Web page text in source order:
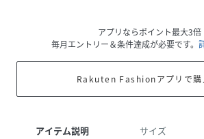
アプリならポイント最大3倍
毎月エントリー＆条件達成が必要です。
Rakuten Fashionアプリで購
アイテム説明 サイズ